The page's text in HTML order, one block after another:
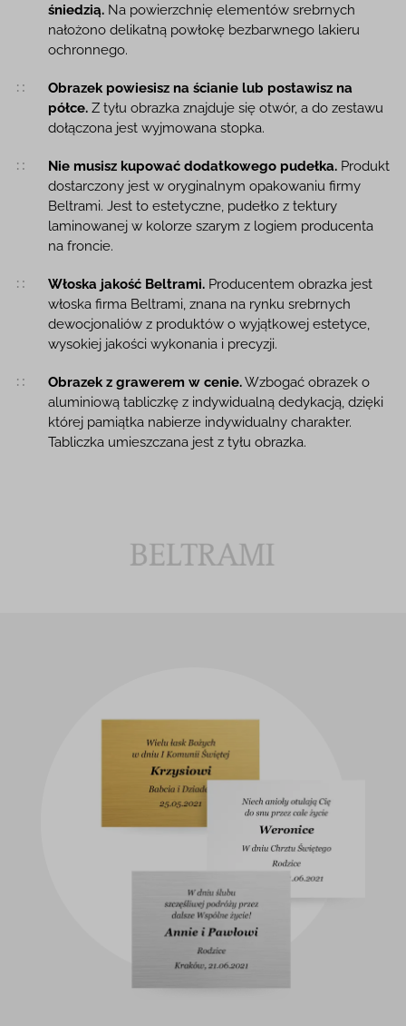
śniedzią.Na powierzchnię elementów srebrnych
nałożono delikatną powłokę bezbarwnego lakieru
ochronnego.
Obrazek powiesisz na ścianie lub postawisz na
półce.Z tyłu obrazka znajduje się otwór, a do zestawu
dołączona jest wyjmowana stopka.
Nie musisz kupować dodatkowego pudełka.Produkt
dostarczony jest w oryginalnym opakowaniu firmy
Beltrami. Jest to estetyczne, pudełko z tektury
laminowanej w kolorze szarym z logiem producenta
na froncie.
Włoska jakość Beltrami.Producentem obrazka jest
włoska firma Beltrami, znana na rynku srebrnych
dewocjonaliów z produktów o wyjątkowej estetyce,
wysokiej jakości wykonania i precyzji.
Obrazek z grawerem w cenie.Wzbogać obrazek o
aluminiową tabliczkę z indywidualną dedykacją, dzięki
której pamiątka nabierze indywidualny charakter.
Tabliczka umieszczana jest z tyłu obrazka.